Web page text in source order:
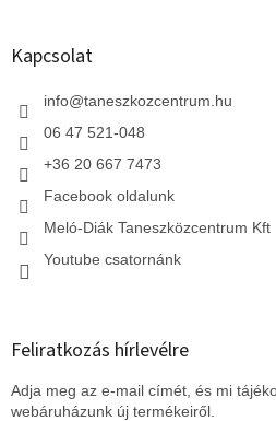
Kapcsolat
info@taneszkozcentrum.hu
06 47 521-048
+36 20 667 7473
Facebook oldalunk
Meló-Diák Taneszközcentrum Kft
Youtube csatornánk
Feliratkozás hírlevélre
Adja meg az e-mail címét, és mi
webáruházunk új termékeiről.